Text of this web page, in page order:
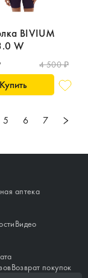
BIVIUM
W
4 500 ₽
Купить
5 6 7
аптека
Видео
Возврат покупок